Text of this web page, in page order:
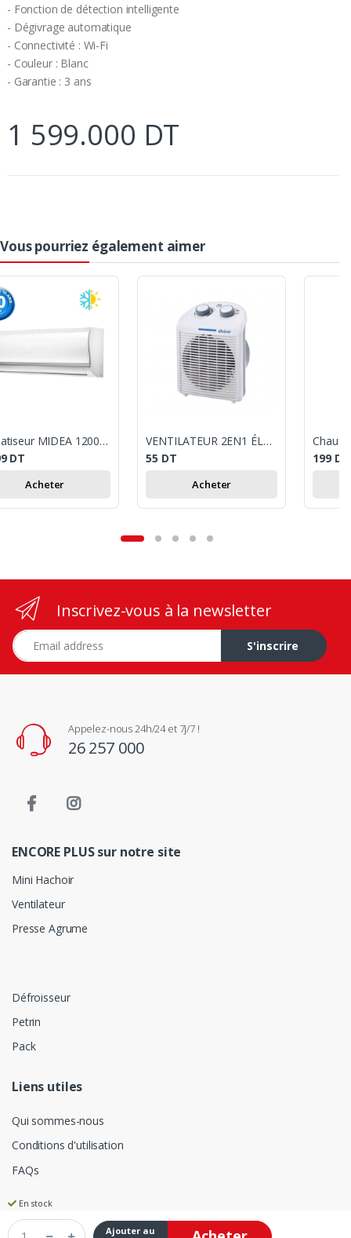
- Fonction de détection intelligente
- Dégivrage automatique
- Connectivité : Wi-Fi
- Couleur : Blanc
- Garantie : 3 ans
1 599.000 DT
En stock
Ajouter au
Vous pourriez également aimer
Climatiseur MIDEA 12000 BTU Chaud & Froid - Blanc
DT
Acheter
VENTILATEUR 2EN1 ÉLECTRIQUE ORIENT OCE-1750 - BLANC
55 DT
Acheter
199 DT
Inscrivez-vous à la newsletter
Adresse e-mail
S'inscrire
Appelez-nous 24h/24 et 7j/7 !
26 257 000
ENCORE PLUS sur notre site
Mini Hachoir
Ventilateur
Presse Agrume
Défroisseur
Petrin
Pack
Liens utiles
Qui sommes-nous
Conditions d'utilisation
FAQs
© Electro Jridi Frére- Tous les droits sont réservés